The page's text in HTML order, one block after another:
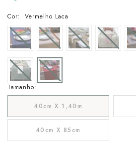
Tamanho:
40cm X 1,40m
40cm X 85cm
Cor: Vermelho Laca